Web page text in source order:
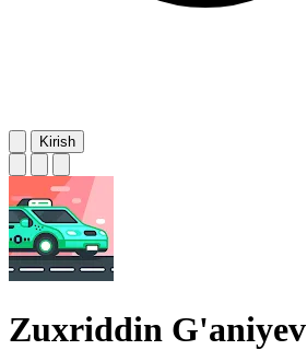
Kirish
Zuxriddin G'aniyev